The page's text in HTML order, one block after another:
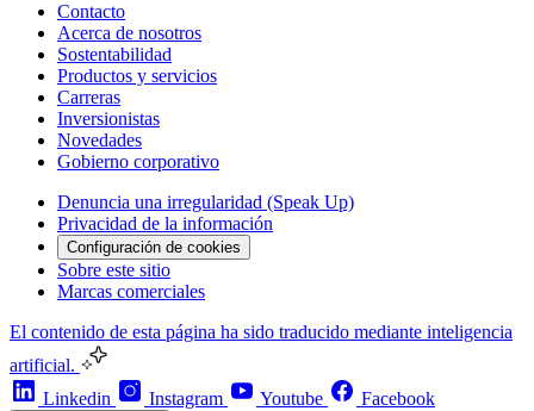
Contacto
Acerca de nosotros
Sostentabilidad
Productos y servicios
Carreras
Inversionistas
Novedades
Gobierno corporativo
Denuncia una irregularidad (Speak Up)
Privacidad de la información
Configuración de cookies
Sobre este sitio
Marcas comerciales
El contenido de esta página ha sido traducido mediante inteligencia
artificial.
Linkedin
Instagram Youtube Facebook